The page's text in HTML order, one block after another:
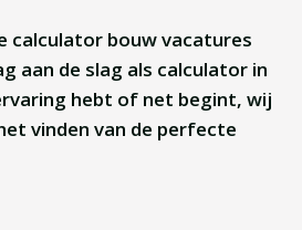
calculator bouw vacatures
aan de slag als calculator in
hebt of net begint, wij
vinden van de perfecte